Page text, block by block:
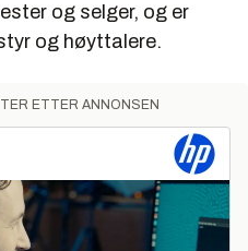
og selger, og er
og høyttalere.
ETTER ANNONSEN